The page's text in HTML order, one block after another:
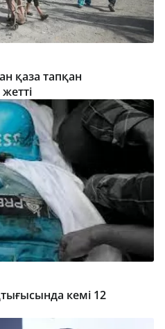
қаза тапқан
кемі 12